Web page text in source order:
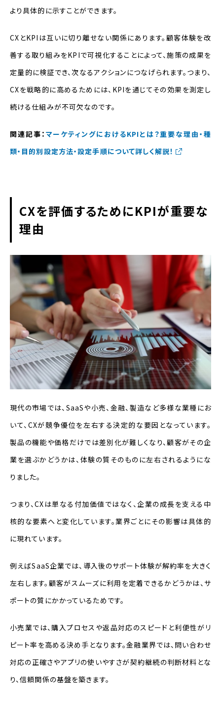
より具体的に示すことができます。
CXとKPIは互いに切り離せない関係にあります。顧客体験を改
善する取り組みをKPIで可視化することによって、施策の成果を
定量的に検証でき、次なるアクションにつなげられます。つまり、
CXを戦略的に高めるためには、KPIを通じてその効果を測定し
続ける仕組みが不可欠なのです。
関連記事： マーケティングにおけるKPIとは？重要な理由・種
類・目的別設定方法・設定手順について詳しく解説！
CXを評価するためにKPIが重要な
理由
現代の市場では、SaaSや小売、金融、製造など多様な業種にお
いて、CXが競争優位を左右する決定的な要因となっています。
製品の機能や価格だけでは差別化が難しくなり、顧客がその企
業を選ぶかどうかは、体験の質そのものに左右されるようにな
りました。
つまり、CXは単なる付加価値ではなく、企業の成長を支える中
核的な要素へと変化しています。業界ごとにその影響は具体的
に現れています。
例えばSaaS企業では、導入後のサポート体験が解約率を大きく
左右します。顧客がスムーズに利用を定着できるかどうかは、サ
ポートの質にかかっているためです。
小売業では、購入プロセスや返品対応のスピードと利便性がリ
ピート率を高める決め手となります。金融業界では、問い合わせ
対応の正確さやアプリの使いやすさが契約継続の判断材料とな
り、信頼関係の基盤を築きます。